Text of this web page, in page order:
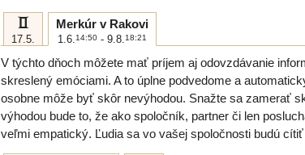
c
17.5.
Merkúr v Rakovi
1.6. 14:50 - 9.8. 18:21
V týchto dňoch môžete mať príjem aj odovzdávanie
skreslený emóciami. A to úplne podvedome a
osobne môže byť skôr nevýhodou. Snažte sa zamerať
výhodou bude to, že ako spoločník, partner či len
veľmi empatický. Ľudia sa vo vašej spoločnosti budú cítiť